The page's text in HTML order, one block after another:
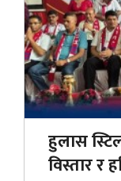
हुलास
विस्तार र